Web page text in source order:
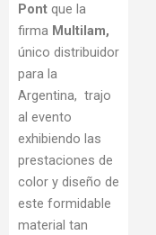
Pont que la
firma Multilam,
único distribuidor
para la
Argentina, trajo
al evento
exhibiendo las
prestaciones de
color y diseño de
este formidable
material tan